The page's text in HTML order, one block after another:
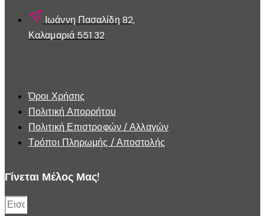
Ιωάννη Πασαλίδη 82,
Καλαμαριά 551 32
Όροι Χρήσης
Πολιτική Απορρήτου
Πολιτική Επιστροφών / Αλλαγών
Τρόποι Πληρωμής / Αποστολής
Γίνεται Μέλος Μας!